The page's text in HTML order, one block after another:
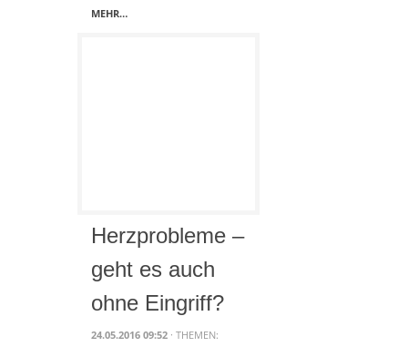
MEHR…
Herzprobleme –
geht es auch
ohne Eingriff?
24.05.2016 09:52 · THEMEN: